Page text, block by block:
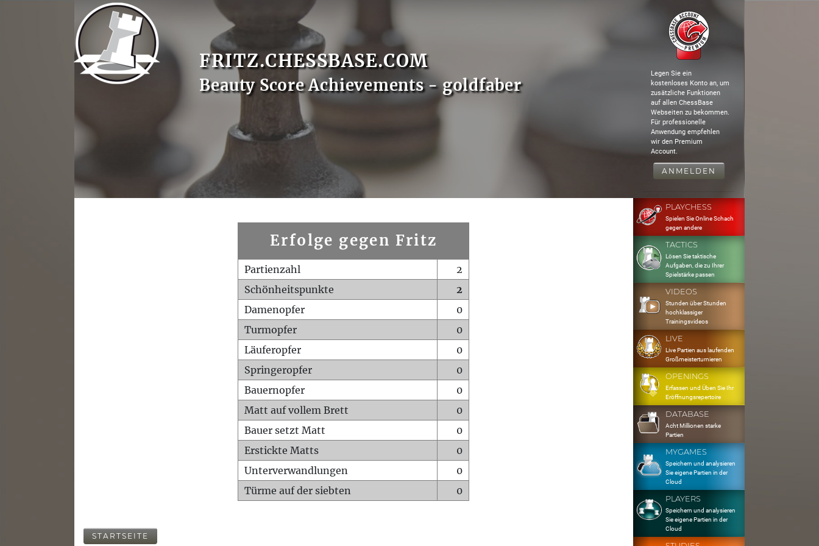
FRITZ.CHESSBASE.COM
Beauty Score Achievements - goldfaber
Legen Sie ein
kostenloses Konto an, um
zusätzliche Funktionen
auf allen ChessBase
Webseiten zu bekommen.
Für professionelle
Anwendung empfehlen
wir den Premium
Account.
ANMELDEN
Erfolge gegen Fritz
Partienzahl
2
Schönheitspunkte
2
Damenopfer
0
Turmopfer
0
Läuferopfer
0
Springeropfer
0
Bauernopfer
0
Matt auf vollem Brett
0
Bauer setzt Matt
0
Erstickte Matts
0
Unterverwandlungen
0
Türme auf der siebten
0
STARTSEITE
PLAYCHESS
Spielen Sie Online Schach
gegen andere
TACTICS
Lösen Sie taktische
Aufgaben, die zu Ihrer
Spielstärke passen
VIDEOS
Stunden über Stunden
hochklassiger
Trainingsvideos
LIVE
Live Partien aus laufenden
Großmeisterturnieren
OPENINGS
Erfassen und Üben Sie Ihr
Eröffnungsrepertoire
DATABASE
Acht Millionen starke
Partien
MYGAMES
Speichern und analysieren
Sie eigene Partien in der
Cloud
PLAYERS
Speichern und analysieren
Sie eigene Partien in der
Cloud